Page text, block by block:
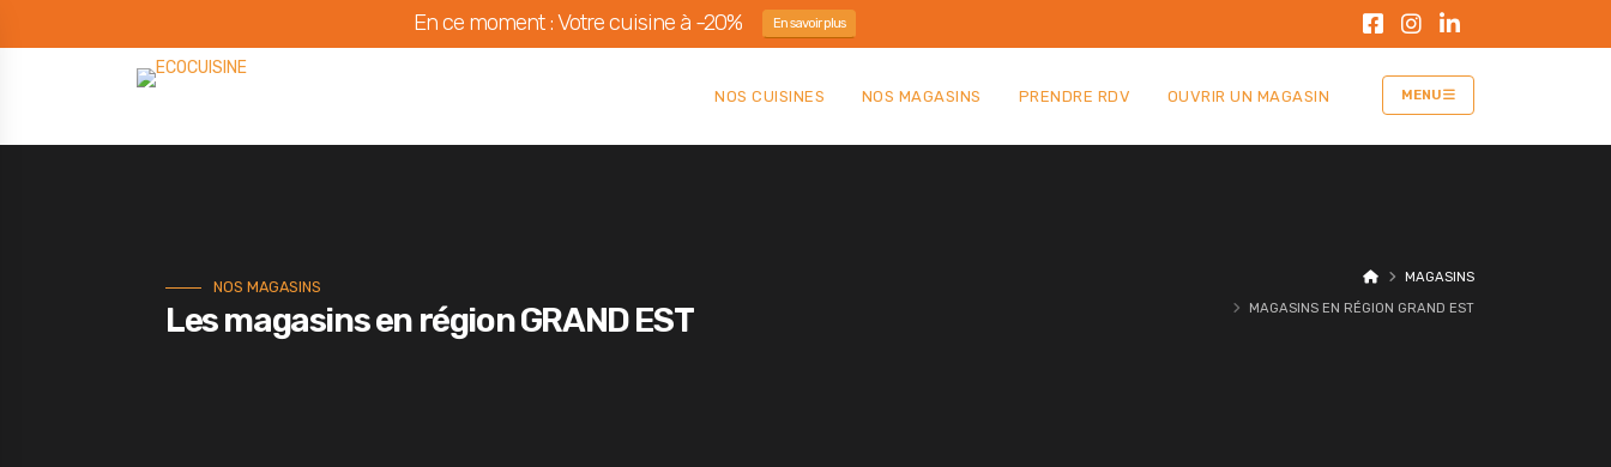
En ce moment : Votre cuisine à -20% En savoir plus
NOS CUISINES NOS MAGASINS PRENDRE RDV OUVRIR UN MAGASIN MENU
NOS MAGASINS
Les magasins en région GRAND EST
MAGASINS
MAGASINS EN RÉGION GRAND EST